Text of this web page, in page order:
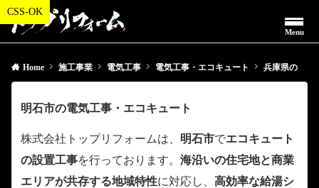
Menu
Home 施工事業 電気工事 電気工事・エコキュート 兵庫県の電気工事・エコキュート
明石市の電気工事・エコキュート
株式会社トップリフォームは、 明石市でエコキュート
の設置工事を行っております。 海沿いの住宅地と商業
エリアが共存する地域特性に対応し、 高効率な給湯シ